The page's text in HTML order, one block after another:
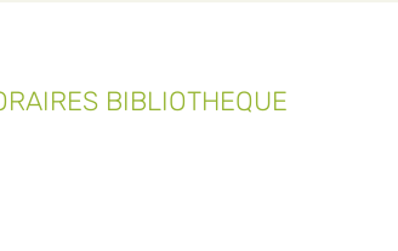
BIBLIOTHEQUE